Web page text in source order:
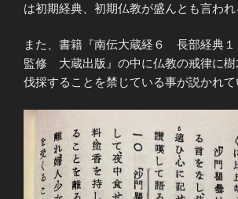
は初期経典、初期仏教が盛んとも言われ
また、書籍『南伝大蔵経６ 長部経典
監修 大蔵出版』の中に仏教の戒律に樹
伐採することを禁じている事が説かれて